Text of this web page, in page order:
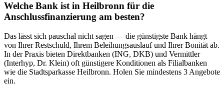
Welche Bank ist in Heilbronn für die
Anschlussfinanzierung am besten?
Das lässt sich pauschal nicht sagen — die günstigste Bank hängt
von Ihrer Restschuld, Ihrem Beleihungsauslauf und Ihrer Bonität ab.
In der Praxis bieten Direktbanken (ING, DKB) und Vermittler
(Interhyp, Dr. Klein) oft günstigere Konditionen als Filialbanken
wie die Stadtsparkasse Heilbronn. Holen Sie mindestens 3 Angebote
ein.